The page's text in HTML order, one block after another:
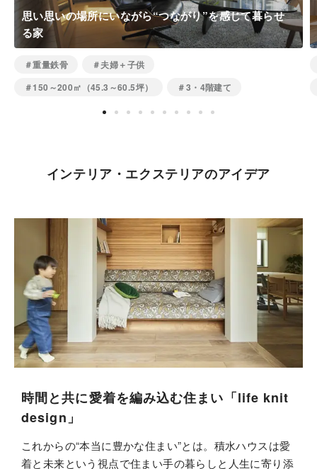
思い思いの場所にいながら“つながり”を感じて暮らせ
る家
＃重量鉄骨
＃夫婦＋子供
＃150～200㎡（45.3～60.5坪）
＃3・4階建て
インテリア・エクステリアのアイデア
時間と共に愛着を編み込む住まい「life knit
design」
これからの“本当に豊かな住まい”とは。積水ハウスは愛
着と未来という視点で住まい手の暮らしと人生に寄り添